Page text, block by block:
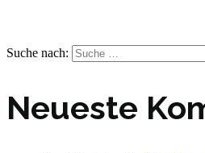
Suche nach:
Neueste